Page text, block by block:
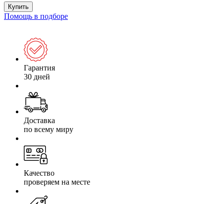
Купить
Помощь в подборе
Гарантия
30 дней
Доставка
по всему миру
Качество
проверяем на месте